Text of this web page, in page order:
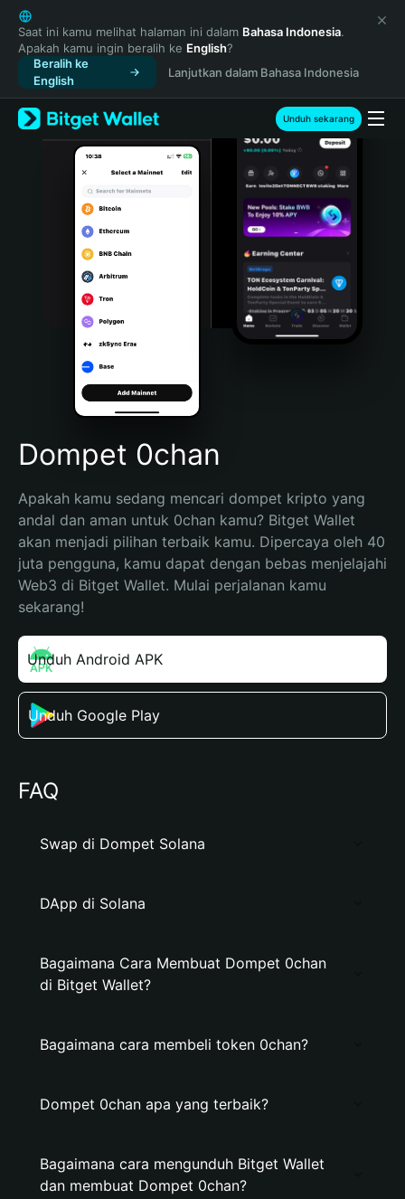
English
日本語
Tiếng Việt
Русский
Español (Latinoamérica)
Türkçe
Italiano
Português (Portugal)
Bahasa Indonesia
Português (Brasil)
Español (Argentina)
Saat ini kamu melihat halaman ini dalam Bahasa Indonesia.
Apakah kamu ingin beralih ke English?
Beralih ke
English
Lanjutkan dalam Bahasa Indonesia
Unduh sekarang
Dompet 0chan
Apakah kamu sedang mencari dompet kripto yang
andal dan aman untuk 0chan kamu? Bitget Wallet
akan menjadi pilihan terbaik kamu. Dipercaya oleh 40
juta pengguna, kamu dapat dengan bebas menjelajahi
Web3 di Bitget Wallet. Mulai perjalanan kamu
sekarang!
Unduh Android APK
Unduh Google Play
FAQ
Swap di Dompet Solana
DApp di Solana
Bagaimana Cara Membuat Dompet 0chan
di Bitget Wallet?
Bagaimana cara membeli token 0chan?
Dompet 0chan apa yang terbaik?
Bagaimana cara mengunduh Bitget Wallet
dan membuat Dompet 0chan?